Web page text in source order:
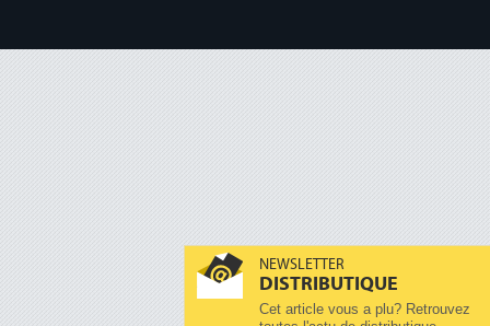
NEWSLETTER
DISTRIBUTIQUE
Cet article vous a plu? Retrouvez